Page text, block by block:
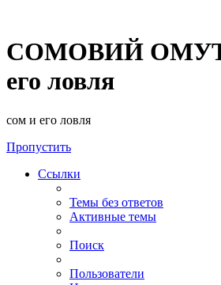
СОМОВИЙ ОМУТ
его ловля
сом и его ловля
Пропустить
Ссылки
Темы без ответов
Активные темы
Поиск
Пользователи